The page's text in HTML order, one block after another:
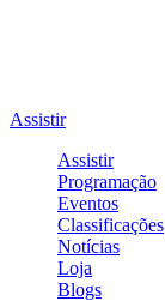
Assistir
Assistir
Programação
Eventos
Classificações
Notícias
Loja
Blogs